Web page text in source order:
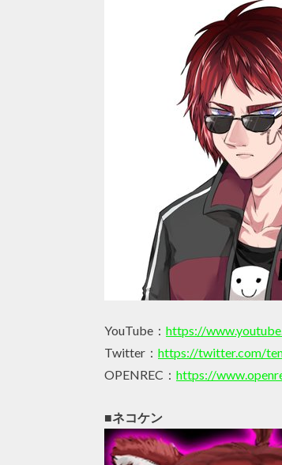
YouTube： https://
Twitter： https://twitter.com/
OPENREC： https://
■ネコケン